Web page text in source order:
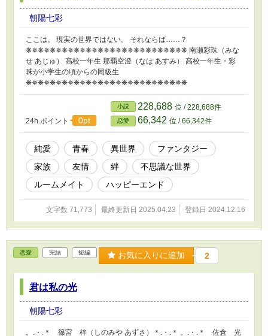
朝陽七彩
ここは。 現実の世界ではない。 それならば……？
❋✵❋✵❋✵❋✵❋✵❋✵❋✵❋✵❋✵❋✵❋✵❋✵❋✵❋ 南瀬彩珠（みな
せ あじゅ） 高校一年生 那覇空澄（なは あすみ） 高校一年生・彩
珠が小学生の頃からの同級生
❋✵❋✵❋✵❋✵❋✵❋✵❋✵❋✵❋✵❋✵❋✵❋✵❋✵❋
24h.ポイント 0pt
小説 228,688 位 / 228,688件
恋愛 66,342 位 / 66,342件
純愛 青春 異世界
ファンタジー
家族
友情 絆
不思議な世界
ルームメイト
ハッピーエンド
文字数 71,773 最終更新日 2025.04.23 登録日 2024.12.16
恋愛 完結 短編 お気に入りに追加 2
君は私の光
朝陽七彩
。.・.＊ 篠宮 梓（しのみや あずさ）＊.・.＊ 。.・.＊ 佐倉 光